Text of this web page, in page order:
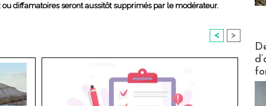
diffamatoires seront aussitôt supprimés par le modérateur.
< >